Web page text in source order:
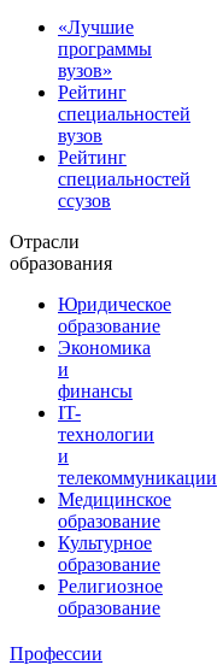
«Лучшие
программы
вузов»
Рейтинг
специальностей
вузов
Рейтинг
специальностей
ссузов
Отрасли
образования
Юридическое
образование
Экономика
и
финансы
IT-
технологии
и
телекоммуникации
Медицинское
образование
Культурное
образование
Религиозное
образование
Профессии